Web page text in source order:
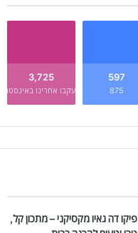
597
875
3,725
עקבו אחרינו באינסטגרם
פיקו דה גאיו מקסיקני – מתכון קל,